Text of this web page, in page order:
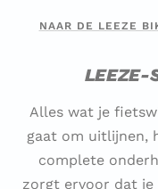
NAAR DE LEEZE
LEEZE-
Alles wat je
gaat om uitlijnen,
complete
zorgt ervoor dat je